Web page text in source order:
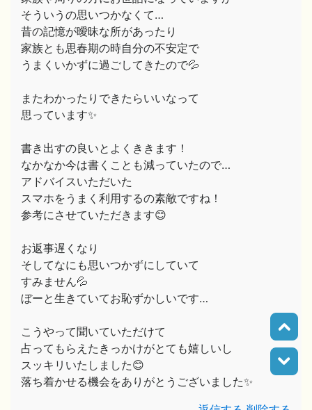
そういうの思いつかなくて…
昔の記憶が曖昧な所があったり
家族とも思春期の時自分の不安定で
うまくいかずに過ごしてきたので💦
またわかったりできたらいいなって
思っています✨️
書き出すの良いとよくききます！
なかなか今は書くことも減っていたので…
アドバイスいただいた
スマホをうまく利用するの素敵ですね！
参考にさせていただきます😊
お返事遅くなり
そしてなにも思いつかずにしていて
すみません💦
ぼーと生きていてお恥ずかしいです…
こうやって聞いていただけて
占ってもらえたきっかけがとても嬉しいし
スッキリいたしました😊
落ち着かせる機会をありがとうございました✨️